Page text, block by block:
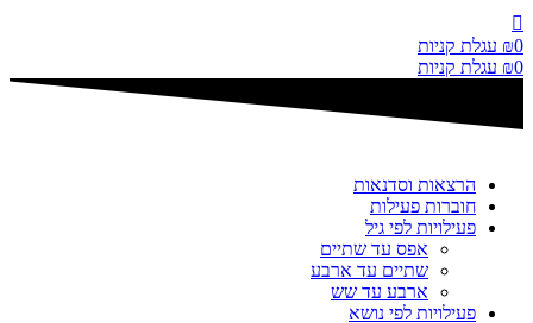
דלג
לתוכן
₪0
עגלת קניות
₪0 עגלת קניות
הרצאות וסדנאות
חוברות פעילות
פעילויות לפי גיל
אפס עד שתיים
שתיים עד ארבע
ארבע עד שש
פעילויות לפי נושא